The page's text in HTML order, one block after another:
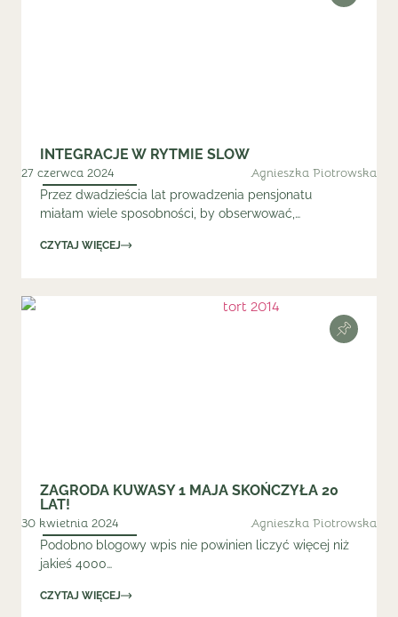
INTEGRACJE W RYTMIE SLOW
27 czerwca 2024 Agnieszka Piotrowska
Przez dwadzieścia lat prowadzenia pensjonatu
miałam wiele sposobności, by obserwować,…
CZYTAJ WIĘCEJ
ZAGRODA KUWASY 1 MAJA SKOŃCZYŁA 20
LAT!
30 kwietnia 2024 Agnieszka Piotrowska
Podobno blogowy wpis nie powinien liczyć więcej niż
jakieś 4000…
CZYTAJ WIĘCEJ